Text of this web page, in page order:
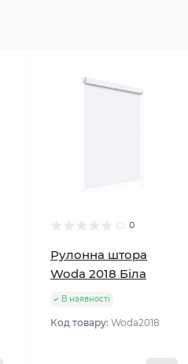
0
Рулонна штора
Woda 2018 Біла
В наявності
Код товару: Woda2018